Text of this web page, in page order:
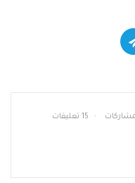
15 تعليقات